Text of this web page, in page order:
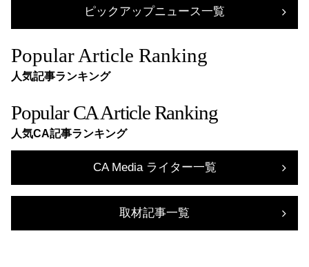
ピックアップニュース一覧
Popular Article Ranking
人気記事ランキング
Popular CA Article Ranking
人気CA記事ランキング
CA Media ライター一覧
取材記事一覧